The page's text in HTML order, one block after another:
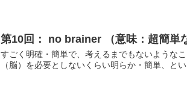
第10回： no brainer （意味：超簡単
すごく明確・簡単で、考えるまでもないような
（脳）を必要としないくらい明らか・簡単、と